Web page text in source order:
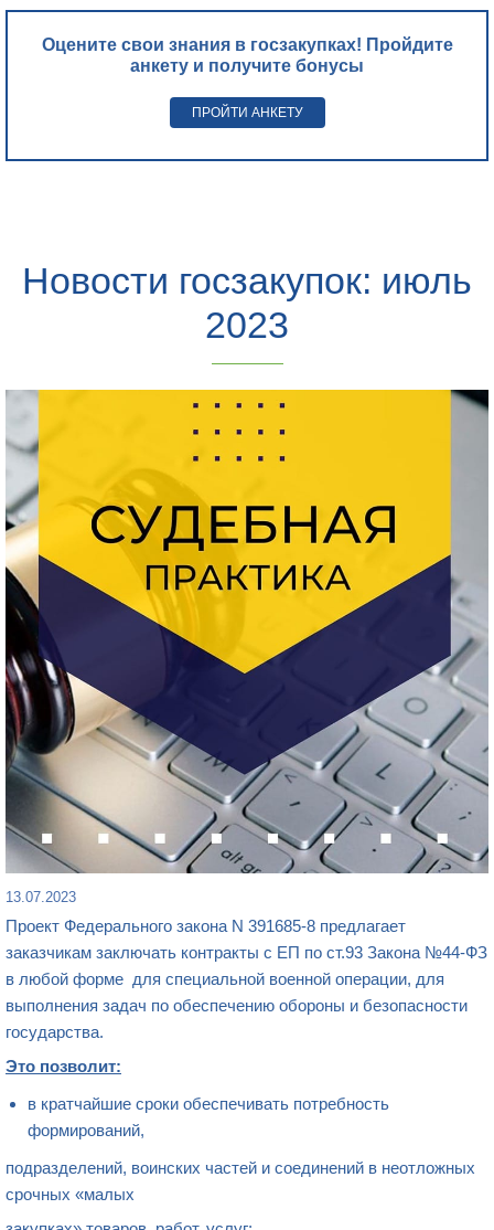
Оцените свои знания в госзакупках! Пройдите
анкету и получите бонусы
ПРОЙТИ АНКЕТУ
Новости госзакупок: июль
2023
13.07.2023
Проект Федерального закона N 391685-8 предлагает
заказчикам заключать контракты с ЕП по ст.93 Закона №44-ФЗ
в любой форме для специальной военной операции, для
выполнения задач по обеспечению обороны и безопасности
государства.
Это позволит:
в кратчайшие сроки обеспечивать потребность
формирований,
подразделений, воинских частей и соединений в неотложных
срочных «малых